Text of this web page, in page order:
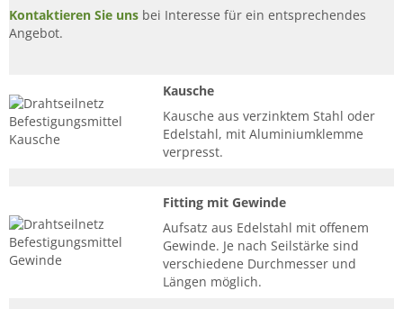
Kontaktieren Sie uns bei Interesse für ein entsprechendes
Angebot.
Kausche
Kausche aus verzinktem Stahl oder
Edelstahl, mit Aluminiumklemme
verpresst.
Fitting mit Gewinde
Aufsatz aus Edelstahl mit offenem
Gewinde. Je nach Seilstärke sind
verschiedene Durchmesser und
Längen möglich.